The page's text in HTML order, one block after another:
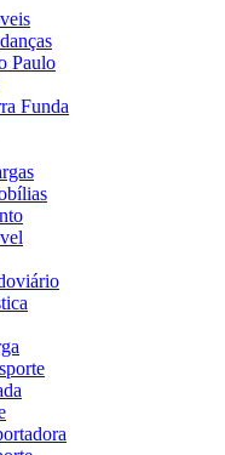
Paulo
Funda